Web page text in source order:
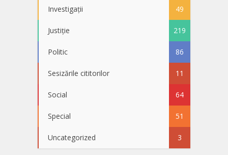
Investigații 49
Justiție 219
Politic 86
Sesizările cititorilor 11
Social 64
Special 51
Uncategorized 3